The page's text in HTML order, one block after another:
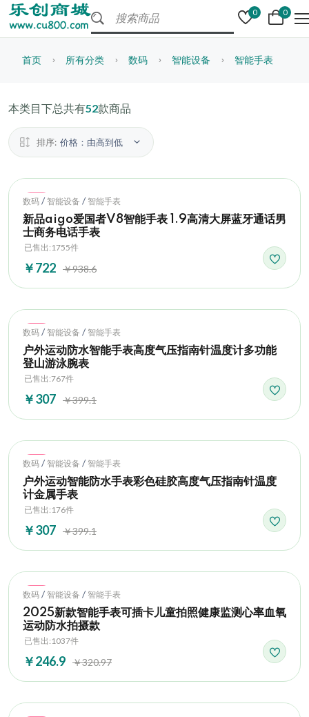
0 0
首页 所有分类 数码 智能设备 智能手表
本类目下总共有52款商品
排序: 价格：由高到低
Hot
数码 / 智能设备 / 智能手表
新品aigo爱国者V8智能手表 1.9高清大屏蓝牙通话男
士商务电话手表
已售出:1755件
￥722 ￥938.6
Hot
数码 / 智能设备 / 智能手表
户外运动防水智能手表高度气压指南针温度计多功能
登山游泳腕表
已售出:767件
￥307 ￥399.1
Hot
数码 / 智能设备 / 智能手表
户外运动智能防水手表彩色硅胶高度气压指南针温度
计金属手表
已售出:176件
￥307 ￥399.1
Hot
数码 / 智能设备 / 智能手表
2025新款智能手表可插卡儿童拍照健康监测心率血氧
运动防水拍摄款
已售出:1037件
￥246.9 ￥320.97